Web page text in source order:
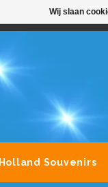
Holland Souvenirs
Wij slaan